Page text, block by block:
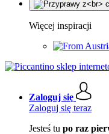
Więcej inspiracji
Zaloguj się
Zaloguj się teraz
Jesteś tu po raz